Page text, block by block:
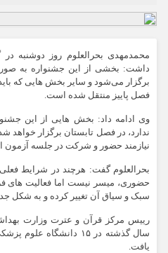
محمدمهدی بحرالعلوم روز دوشنبه در
داشت: بخشی از این جشنواره به
برگزار می‌شود و سایر بخش هایی که
فصل پاییز منتقل شده است.
وی ادامه داد: بخش هایی از این
ندارد، در فصل تابستان برگزار خواهد
نیازمند حضور و شرکت در جلسه آزمون
بحرالعلوم گفت: هرچند در شرایط
حضوری، میسر نیست اما فعالیت های
سبک و سیاق آن تغییر کرده و به شکل
رییس مرکز قرآن و عترت وزارت
سال گذشته در ۱۵
یافت.